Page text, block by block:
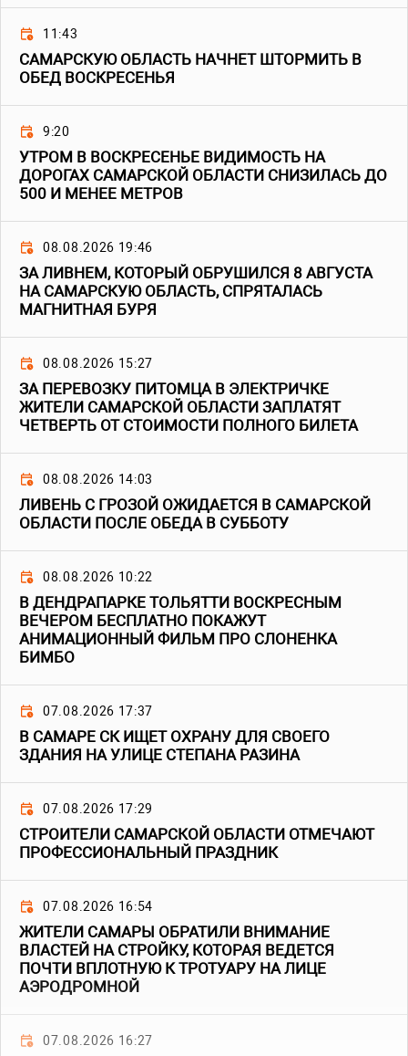
11:43
САМАРСКУЮ ОБЛАСТЬ НАЧНЕТ ШТОРМИТЬ В
ОБЕД ВОСКРЕСЕНЬЯ
9:20
УТРОМ В ВОСКРЕСЕНЬЕ ВИДИМОСТЬ НА
ДОРОГАХ САМАРСКОЙ ОБЛАСТИ СНИЗИЛАСЬ ДО
500 И МЕНЕЕ МЕТРОВ
08.08.2026 19:46
ЗА ЛИВНЕМ, КОТОРЫЙ ОБРУШИЛСЯ 8 АВГУСТА
НА САМАРСКУЮ ОБЛАСТЬ, СПРЯТАЛАСЬ
МАГНИТНАЯ БУРЯ
08.08.2026 15:27
ЗА ПЕРЕВОЗКУ ПИТОМЦА В ЭЛЕКТРИЧКЕ
ЖИТЕЛИ САМАРСКОЙ ОБЛАСТИ ЗАПЛАТЯТ
ЧЕТВЕРТЬ ОТ СТОИМОСТИ ПОЛНОГО БИЛЕТА
08.08.2026 14:03
ЛИВЕНЬ С ГРОЗОЙ ОЖИДАЕТСЯ В САМАРСКОЙ
ОБЛАСТИ ПОСЛЕ ОБЕДА В СУББОТУ
08.08.2026 10:22
В ДЕНДРАПАРКЕ ТОЛЬЯТТИ ВОСКРЕСНЫМ
ВЕЧЕРОМ БЕСПЛАТНО ПОКАЖУТ
АНИМАЦИОННЫЙ ФИЛЬМ ПРО СЛОНЕНКА
БИМБО
07.08.2026 17:37
В САМАРЕ СК ИЩЕТ ОХРАНУ ДЛЯ СВОЕГО
ЗДАНИЯ НА УЛИЦЕ СТЕПАНА РАЗИНА
07.08.2026 17:29
СТРОИТЕЛИ САМАРСКОЙ ОБЛАСТИ ОТМЕЧАЮТ
ПРОФЕССИОНАЛЬНЫЙ ПРАЗДНИК
07.08.2026 16:54
ЖИТЕЛИ САМАРЫ ОБРАТИЛИ ВНИМАНИЕ
ВЛАСТЕЙ НА СТРОЙКУ, КОТОРАЯ ВЕДЕТСЯ
ПОЧТИ ВПЛОТНУЮ К ТРОТУАРУ НА ЛИЦЕ
АЭРОДРОМНОЙ
07.08.2026 16:27